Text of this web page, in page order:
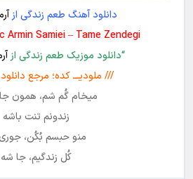
دانلود آهنگ طعم زندگی از
Armin Samiei – Tame Zendegi
“دانلود موزیک طعم زندگی از
/// ملودیـــ کده؛ مرجع
میخام گُم شم، همون
زندونم تنت باشه
منو حبسم بُکُن،
کُل زندگیم، جا شه